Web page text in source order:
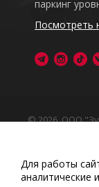
паркинг
Посмотреть
© 2026, ООО
Обращаем
сайт носит
Любое
Для работы
аналитические